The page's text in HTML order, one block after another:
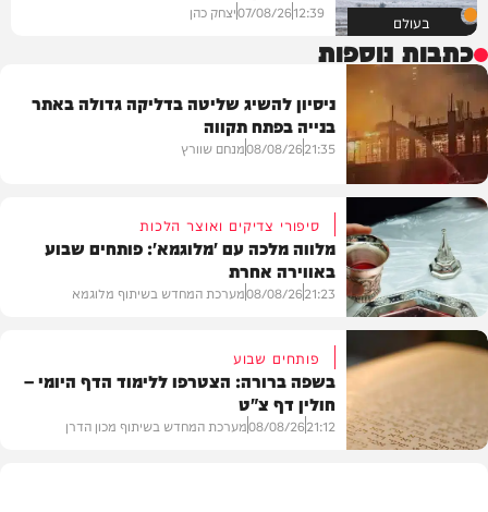
בעולם 12:39
07/08/26יצחק כהן
כתבות נוספות
חדשות
ניסיון להשיג שליטה בדליקה גדולה באתר
בנייה בפתח תקווה
21:35
08/08/26מנחם שוורץ
סיפורי צדיקים ואוצר הלכות
מלווה מלכה עם 'מלוגמא': פותחים שבוע
באווירה אחרת
21:23
08/08/26מערכת המחדש בשיתוף מלוגמא
פותחים שבוע
בשפה ברורה: הצטרפו ללימוד הדף היומי –
חולין דף צ"ט
21:12
08/08/26מערכת המחדש בשיתוף מכון הדרן